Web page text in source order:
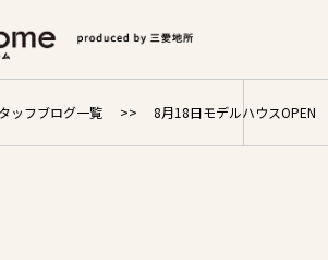
イト リフォームサイト マンション
ッフブログ一覧 8月18日モデルハウスOPEN